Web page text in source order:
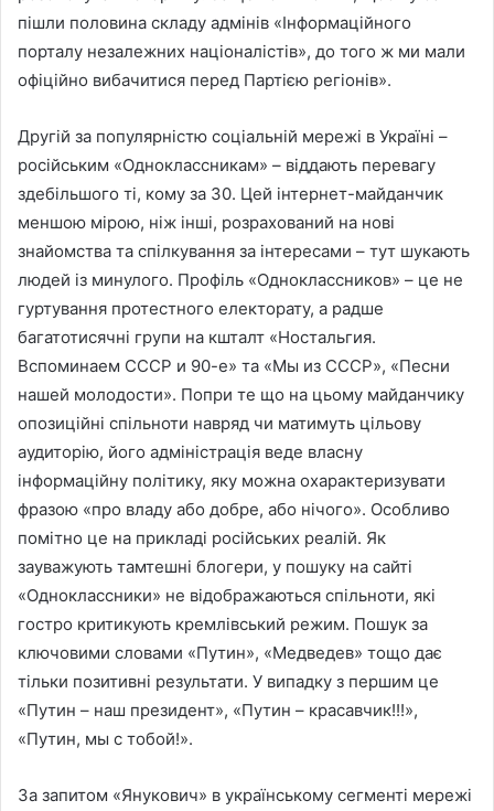
пішли половина складу адмінів «Інформаційного
порталу незалежних націоналістів», до того ж ми мали
офіційно вибачитися перед Партією регіонів».
Другій за популярністю соціальній мережі в Україні –
російським «Одноклассникам» – віддають перевагу
здебільшого ті, кому за 30. Цей інтернет-майданчик
меншою мірою, ніж інші, розрахований на нові
знайомства та спілкування за інтересами – тут шукають
людей із минулого. Профіль «Одноклассников» – це не
гуртування протестного електорату, а радше
багатотисячні групи на кшталт «Ностальгия.
Вспоминаем СССР и 90-е» та «Мы из СССР», «Песни
нашей молодости». Попри те що на цьому майданчику
опозиційні спільноти навряд чи матимуть цільову
аудиторію, його адміністрація веде власну
інформаційну політику, яку можна охарактеризувати
фразою «про владу або добре, або нічого». Особливо
помітно це на прикладі російських реалій. Як
зауважують тамтешні блогери, у пошуку на сайті
«Одноклассники» не відображаються спільноти, які
гостро критикують кремлівський режим. Пошук за
ключовими словами «Путин», «Медведев» тощо дає
тільки позитивні результати. У випадку з першим це
«Путин – наш президент», «Путин – красавчик!!!»,
«Путин, мы с тобой!».
За запитом «Янукович» в українському сегменті мережі